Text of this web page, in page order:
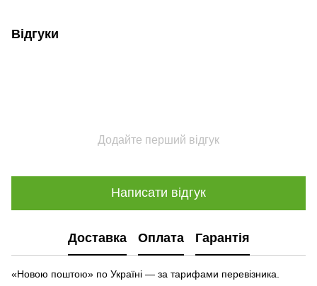
Відгуки
Додайте перший відгук
Написати відгук
Доставка Оплата Гарантія
«Новою поштою» по Україні — за тарифами перевізника.